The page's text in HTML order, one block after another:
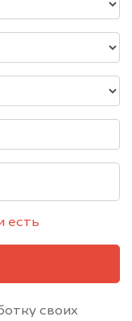
есть
своих